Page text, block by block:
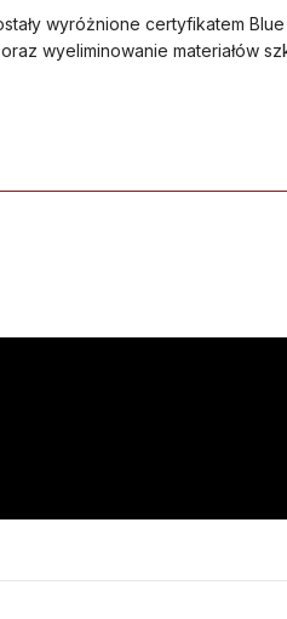
wyróżnione certyfikatem
wyeliminowanie materiałów